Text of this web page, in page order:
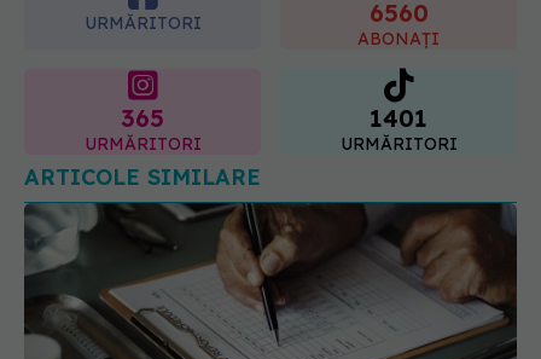
365
URMĂRITORI
1401
URMĂRITORI
ARTICOLE SIMILARE